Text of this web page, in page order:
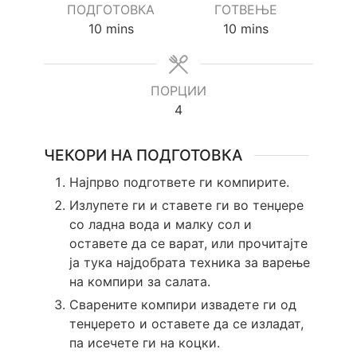
ПОДГОТОВКА
10minutes
mins
ГОТВЕЊЕ
10 minutes
mins
ПОРЦИИ
4
ЧЕКОРИ НА ПОДГОТОВКА
Најпрво подгответе ги компирите.
Излупете ги и ставете ги во тенџере
со ладна вода и малку сол и
оставете да се варат, или прочитајте
ја тука најдобрата техника за варење
на компири за салата.
Сварените компири извадете ги од
тенџерето и оставете да се изладат,
па исечете ги на коцки.